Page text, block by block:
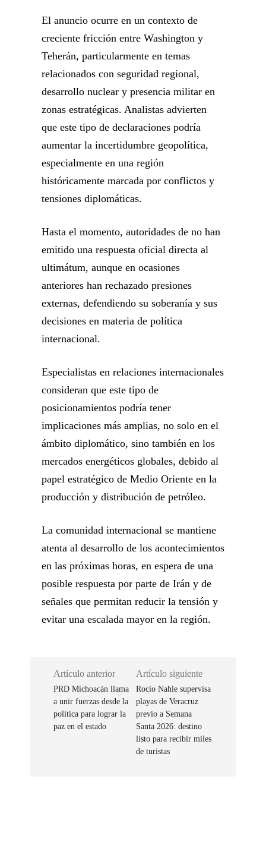
El anuncio ocurre en un contexto de
creciente fricción entre Washington y
Teherán, particularmente en temas
relacionados con seguridad regional,
desarrollo nuclear y presencia militar en
zonas estratégicas. Analistas advierten
que este tipo de declaraciones podría
aumentar la incertidumbre geopolítica,
especialmente en una región
históricamente marcada por conflictos y
tensiones diplomáticas.
Hasta el momento, autoridades de no han
emitido una respuesta oficial directa al
ultimátum, aunque en ocasiones
anteriores han rechazado presiones
externas, defendiendo su soberanía y sus
decisiones en materia de política
internacional.
Especialistas en relaciones internacionales
consideran que este tipo de
posicionamientos podría tener
implicaciones más amplias, no solo en el
ámbito diplomático, sino también en los
mercados energéticos globales, debido al
papel estratégico de Medio Oriente en la
producción y distribución de petróleo.
La comunidad internacional se mantiene
atenta al desarrollo de los acontecimientos
en las próximas horas, en espera de una
posible respuesta por parte de Irán y de
señales que permitan reducir la tensión y
evitar una escalada mayor en la región.
Artículo anterior
PRD Michoacán llama
a unir fuerzas desde la
política para lograr la
paz en el estado
Artículo siguiente
Rocío Nahle supervisa
playas de Veracruz
previo a Semana
Santa 2026: destino
listo para recibir miles
de turistas